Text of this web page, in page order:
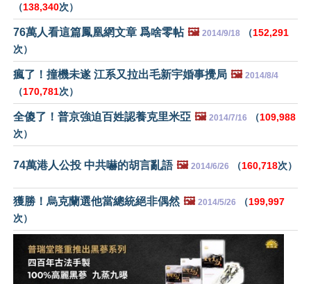
（138,340次）
76萬人看這篇鳳凰網文章 爲啥零帖 🖼️ 2014/9/18 （152,291
次）
瘋了！撞機未遂 江系又拉出毛新宇婚事攪局 🖼️ 2014/8/4
（170,781次）
全傻了！普京強迫百姓認養克里米亞 🖼️ 2014/7/16 （109,988
次）
74萬港人公投 中共嚇的胡言亂語 🖼️ 2014/6/26 （160,718次）
獲勝！烏克蘭選他當總統絕非偶然 🖼️ 2014/5/26 （199,997
次）